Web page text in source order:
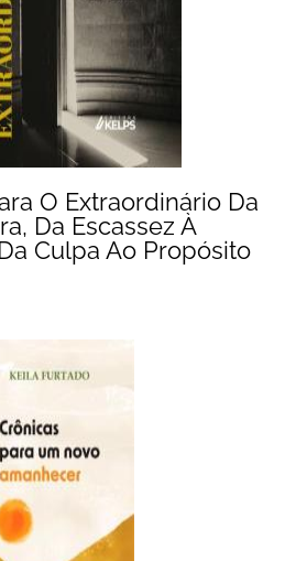
O Extraordinário Da
Da Escassez À
Culpa Ao Propósito